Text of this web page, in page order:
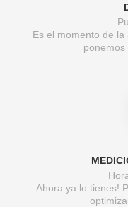
Es el momento de
ponemos
Ahora ya lo tienes!